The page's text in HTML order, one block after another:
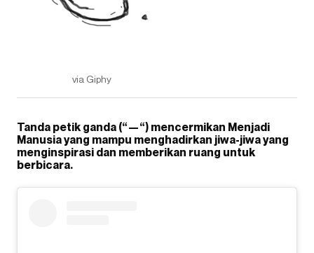
via Giphy
Tanda petik ganda (“—“) mencermikan Menjadi
Manusia yang mampu menghadirkan jiwa-jiwa yang
menginspirasi dan memberikan ruang untuk
berbicara.